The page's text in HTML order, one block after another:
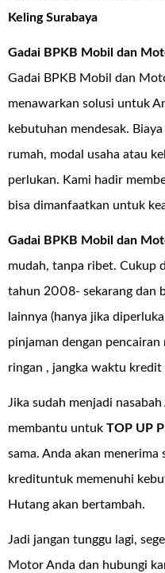
Keling Surabaya
Gadai BPKB Mobil dan
Gadai BPKB Mobil dan
menawarkan solusi untuk
kebutuhan mendesak.
rumah, modal usaha atau
perlukan. Kami hadir
bisa dimanfaatkan untuk
Gadai BPKB Mobil dan
mudah, tanpa ribet. Cukup
tahun 2008- sekarang dan
lainnya (hanya jika
pinjaman dengan pencairan
ringan , jangka waktu kredit
Jika sudah menjadi
membantu untuk TOP UP
sama. Anda akan
kredituntuk memenuhi
Hutang akan bertambah.
Jadi jangan tunggu lagi,
Motor Anda dan hubungi